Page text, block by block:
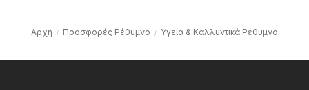
Αρχή Προσφορές Ρέθυμνο Υγεία & Καλλυντικά Ρέθυμνο